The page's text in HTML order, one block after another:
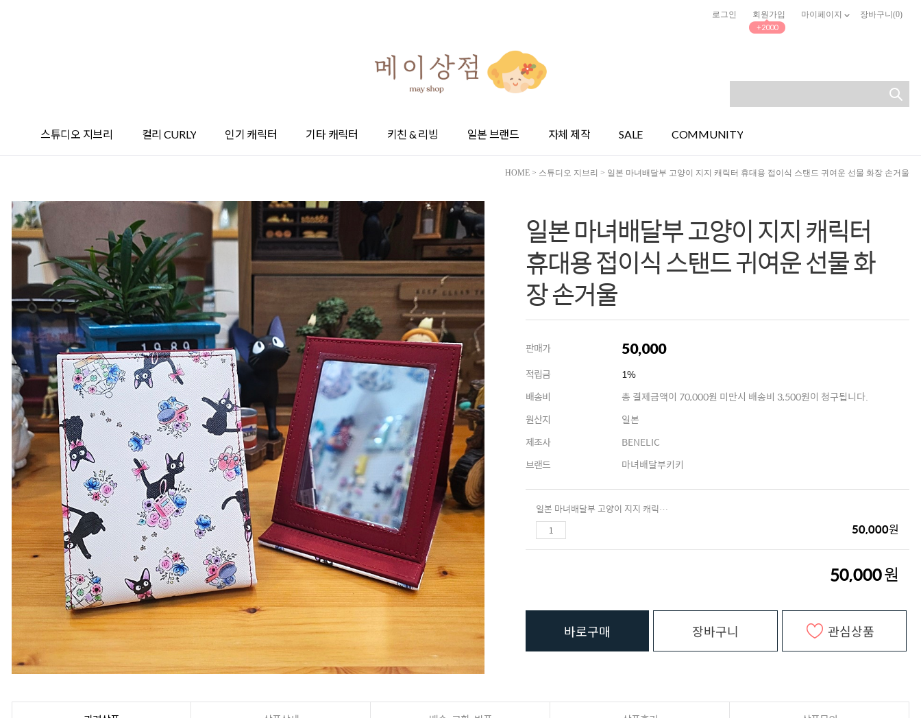
로그인 회원가입
+2000
마이페이지 장바구니(0)
스튜디오 지브리 컬리 CURLY 인기 캐릭터 기타 캐릭터 키친 & 리빙 일본 브랜드 자체 제작 SALE COMMUNITY
HOME > 스튜디오 지브리 > 일본 마녀배달부 고양이 지지 캐릭터 휴대용 접이식 스탠드 귀여운 선물 화장 손거울
일본 마녀배달부 고양이 지지 캐릭터
휴대용 접이식 스탠드 귀여운 선물 화
장 손거울
판매가 50,000
적립금
1%
배송비
총 결제금액이 70,000원 미만시 배송비 3,500원이 청구됩니다.
원산지
일본
제조사
BENELIC
브랜드
마녀배달부키키
일본 마녀배달부 고양이 지지 캐릭터 휴대용 접이식 스탠드 귀여운 선물 화장 손거울
50,000원
50,000원
바로구매 장바구니 관심상품